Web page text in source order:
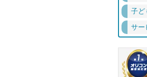
子ど
サー